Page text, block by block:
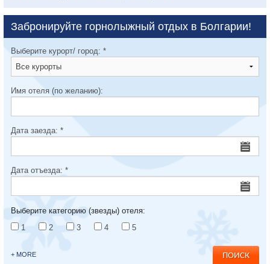
Забронируйте горнолыжный отдых в Болгарии!
Выберите курорт/ город: *
Имя отеля (по желанию):
Дата заезда: *
Дата отъезда: *
Выберите категорию (звезды) отеля:
1
2 3 4 5
+ MORE